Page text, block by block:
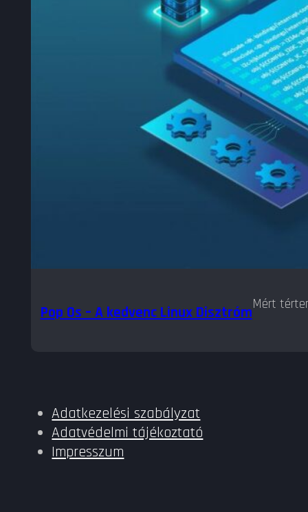
Pop Os – A kedvenc Linux DisztrómMért
Adatkezelési szabályzat
Adatvédelmi tájékoztató
Impresszum